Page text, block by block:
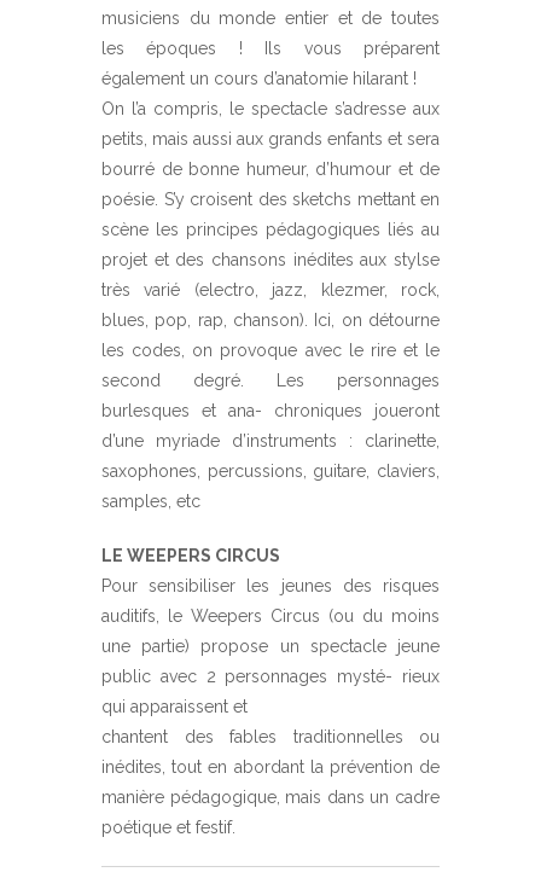
musiciens du monde entier et de toutes
les époques ! Ils vous préparent
également un cours d’anatomie hilarant !
On l’a compris, le spectacle s’adresse aux
petits, mais aussi aux grands enfants et sera
bourré de bonne humeur, d’humour et de
poésie. S’y croisent des sketchs mettant en
scène les principes pédagogiques liés au
projet et des chansons inédites aux stylse
très varié (electro, jazz, klezmer, rock,
blues, pop, rap, chanson). Ici, on détourne
les codes, on provoque avec le rire et le
second degré. Les personnages
burlesques et ana- chroniques joueront
d’une myriade d’instruments : clarinette,
saxophones, percussions, guitare, claviers,
samples, etc
LE WEEPERS CIRCUS
Pour sensibiliser les jeunes des risques
auditifs, le Weepers Circus (ou du moins
une partie) propose un spectacle jeune
public avec 2 personnages mysté- rieux
qui apparaissent et
chantent des fables traditionnelles ou
inédites, tout en abordant la prévention de
manière pédagogique, mais dans un cadre
poétique et festif.